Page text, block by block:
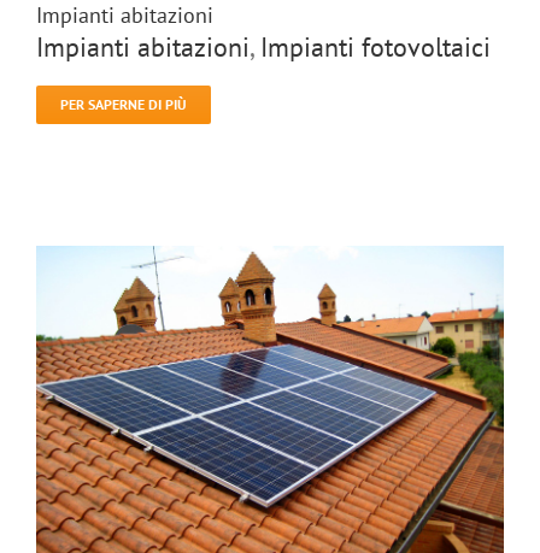
Impianti abitazioni
Impianti abitazioni, Impianti fotovoltaici
PER SAPERNE DI PIÙ